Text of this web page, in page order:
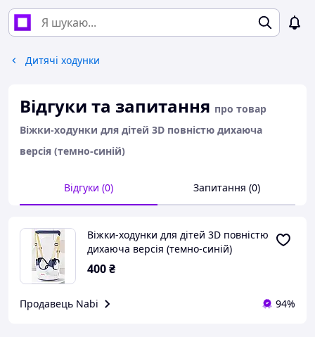
Дитячі ходунки
Відгуки та запитання про товар
Віжки-ходунки для дітей 3D повністю дихаюча
версія (темно-синій)
Відгуки (0) Запитання (0)
Віжки-ходунки для дітей 3D повністю
дихаюча версія (темно-синій)
400₴
Продавець Nabi 94%